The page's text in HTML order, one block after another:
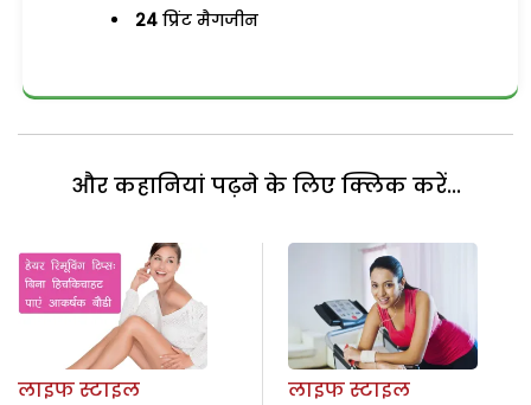
24 प्रिंट मैगजीन
और कहानियां पढ़ने के लिए क्लिक करें...
लाइफ स्टाइल
लाइफ स्टाइल